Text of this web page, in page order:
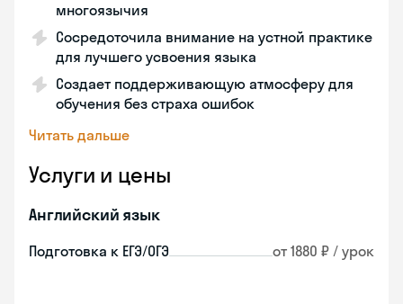
многоязычия
Сосредоточила внимание на устной практике
для лучшего усвоения языка
Создает поддерживающую атмосферу для
обучения без страха ошибок
Читать дальше
Услуги и цены
Английский язык
Подготовка к ЕГЭ/ОГЭ от 1880 ₽ / урок